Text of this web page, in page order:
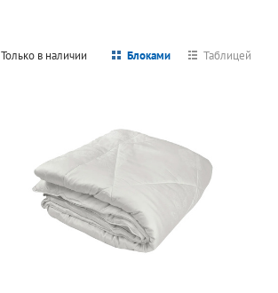
Только в наличии Блоками Таблицей